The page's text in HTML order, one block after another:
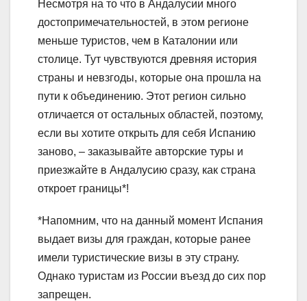
Несмотря на то что в Андалусии много
достопримечательностей, в этом регионе
меньше туристов, чем в Каталонии или
столице. Тут чувствуются древняя история
страны и невзгоды, которые она прошла на
пути к объединению. Этот регион сильно
отличается от остальных областей, поэтому,
если вы хотите открыть для себя Испанию
заново, – заказывайте авторские туры и
приезжайте в Андалусию сразу, как страна
откроет границы*!
*Напомним, что на данный момент Испания
выдает визы для граждан, которые ранее
имели туристические визы в эту страну.
Однако туристам из России въезд до сих пор
запрещен.